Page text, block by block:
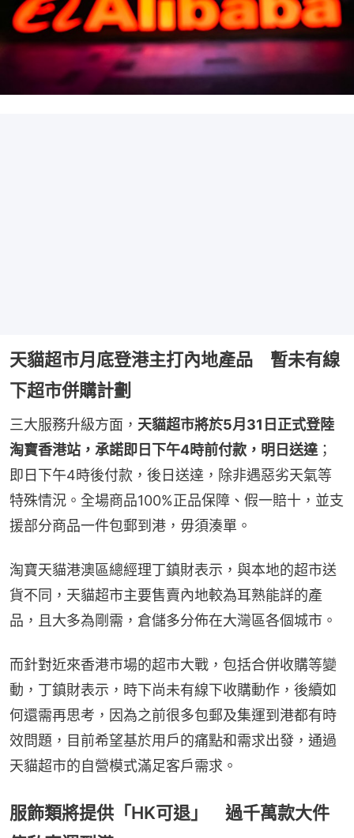
天貓超市月底登港主打內地產品 暫未有線
下超市併購計劃
三大服務升級方面， 天貓超市將於5月31日正式登陸
淘寶香港站，承諾即日下午4時前付款，明日送達；
即日下午4時後付款，後日送達，除非遇惡劣天氣等
特殊情況。全場商品100%正品保障、假一賠十，並支
援部分商品一件包郵到港，毋須湊單。
淘寶天貓港澳區總經理丁鎮財表示，與本地的超市送
貨不同，天貓超市主要售賣內地較為耳熟能詳的產
品，且大多為剛需，倉儲多分佈在大灣區各個城市。
而針對近來香港市場的超市大戰，包括合併收購等變
動，丁鎮財表示，時下尚未有線下收購動作，後續如
何還需再思考，因為之前很多包郵及集運到港都有時
效問題，目前希望基於用戶的痛點和需求出發，通過
天貓超市的自營模式滿足客戶需求。
服飾類將提供「HK可退」 過千萬款大件